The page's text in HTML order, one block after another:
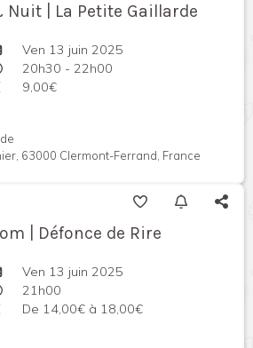
| La Petite Gaillarde
Ven 13 juin 2025
20h30 - 22h00
9,00€
63000 Clermont-Ferrand, France
| Défonce de Rire
Ven 13 juin 2025
21h00
De 14,00€ à 18,00€